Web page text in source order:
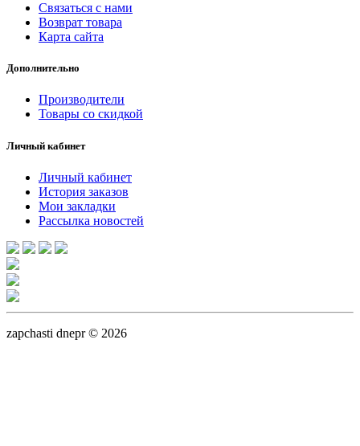
Связаться с нами
Возврат товара
Карта сайта
Дополнительно
Производители
Товары со скидкой
Личный кабинет
Личный кабинет
История заказов
Мои закладки
Рассылка новостей
zapchasti dnepr © 2026